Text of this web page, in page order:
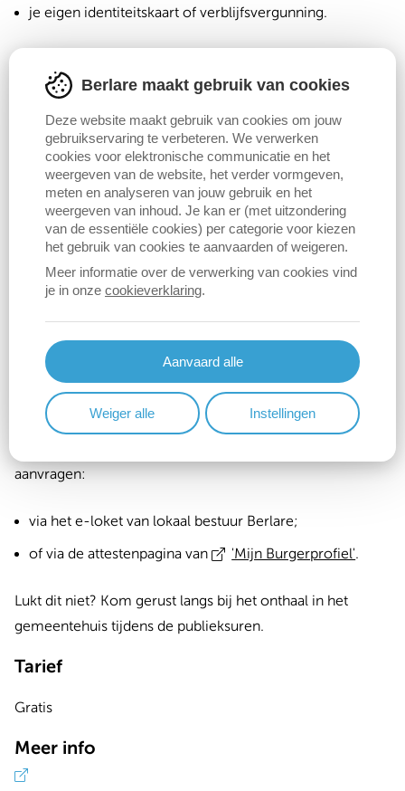
je eigen identiteitskaart of verblijfsvergunning.
of haar identiteitskaart;
je eigen identiteitskaart;
indien nodig: een bewijs van gerechtvaardigd belang.
Procedure
Je kan hetuittreksel of afschrift van de akte van
naamsverandering aanvragenbij lokaal bestuur Berlare.
Je kan je aanvraag
thuisloket
Als je beschikt over een elektronische identiteitskaart
aanvragen:
via het e-loket van lokaal bestuur Berlare;
of via de attestenpagina van
'Mijn Burgerprofiel'.
Lukt dit niet? Kom gerust langs bij het onthaal in het
gemeentehuis tijdens de publieksuren.
Tarief
Gratis
Meer info
Berlare maakt gebruik van cookies
Deze website maakt gebruik van cookies om jouw
gebruikservaring te verbeteren. We verwerken
cookies voor elektronische communicatie en het
weergeven van de website, het verder vormgeven,
meten en analyseren van jouw gebruik en het
weergeven van inhoud. Je kan er (met uitzondering
van de essentiële cookies) per categorie voor kiezen
het gebruik van cookies te aanvaarden of weigeren.
Meer informatie over de verwerking van cookies vind
je in onze cookieverklaring.
Aanvaard alle
Weiger alle Instellingen